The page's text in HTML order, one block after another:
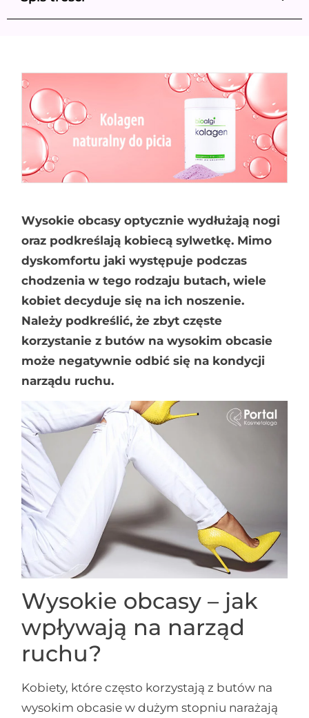
Wysokie obcasy optycznie wydłużają nogi
oraz podkreślają kobiecą sylwetkę. Mimo
dyskomfortu jaki występuje podczas
chodzenia w tego rodzaju butach, wiele
kobiet decyduje się na ich noszenie.
Należy podkreślić, że zbyt częste
korzystanie z butów na wysokim obcasie
może negatywnie odbić się na kondycji
narządu ruchu.
Wysokie obcasy – jak
wpływają na narząd
ruchu?
Kobiety, które często korzystają z butów na
wysokim obcasie w dużym stopniu narażają